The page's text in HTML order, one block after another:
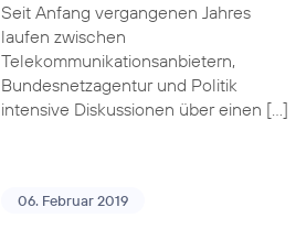
Seit Anfang vergangenen Jahres
laufen zwischen
Telekommunikationsanbietern,
Bundesnetzagentur und Politik
intensive Diskussionen über einen […]
06. Februar 2019